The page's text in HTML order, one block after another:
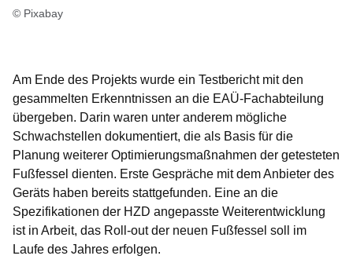
© Pixabay
Am Ende des Projekts wurde ein Testbericht mit den
gesammelten Erkenntnissen an die EAÜ-Fachabteilung
übergeben. Darin waren unter anderem mögliche
Schwachstellen dokumentiert, die als Basis für die
Planung weiterer Optimierungsmaßnahmen der getesteten
Fußfessel dienten. Erste Gespräche mit dem Anbieter des
Geräts haben bereits stattgefunden. Eine an die
Spezifikationen der HZD angepasste Weiterentwicklung
ist in Arbeit, das Roll-out der neuen Fußfessel soll im
Laufe des Jahres erfolgen.